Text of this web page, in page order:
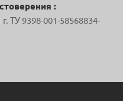
:
ТУ 9398-001-58568834-